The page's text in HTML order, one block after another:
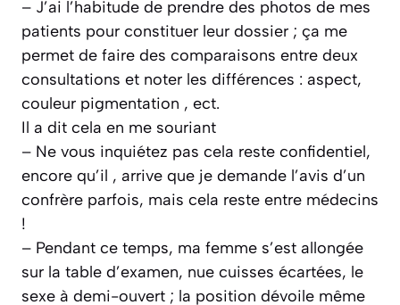
– J’ai l’habitude de prendre des photos de mes
patients pour constituer leur dossier ; ça me
permet de faire des comparaisons entre deux
consultations et noter les différences : aspect,
couleur pigmentation , ect.
Il a dit cela en me souriant
– Ne vous inquiétez pas cela reste confidentiel,
encore qu’il , arrive que je demande l’avis d’un
confrère parfois, mais cela reste entre médecins
!
– Pendant ce temps, ma femme s’est allongée
sur la table d’examen, nue cuisses écartées, le
sexe à demi-ouvert ; la position dévoile même